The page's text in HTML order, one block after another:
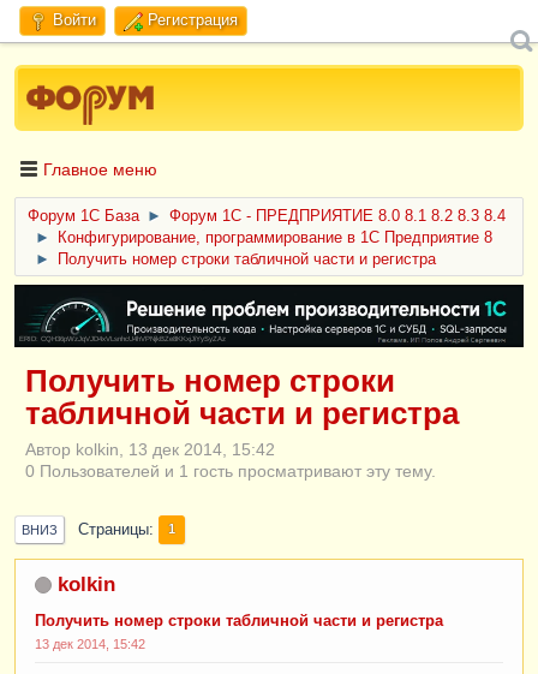
Войти Регистрация
Главное меню
Форум 1C База ►
Форум 1С - ПРЕДПРИЯТИЕ 8.0 8.1 8.2 8.3 8.4
►
Конфигурирование, программирование в 1С Предприятие 8
►
Получить номер строки табличной части и регистра
ERID: CQH36pWzJqVJD4xVLsnhcU4hVPNjkBZe8KKxjJiYySyZAz
Получить номер строки
табличной части и регистра
Автор kolkin, 13 дек 2014, 15:42
0 Пользователей и 1 гость просматривают эту тему.
ВНИЗ Страницы 1
kolkin
Получить номер строки табличной части и регистра
13 дек 2014, 15:42